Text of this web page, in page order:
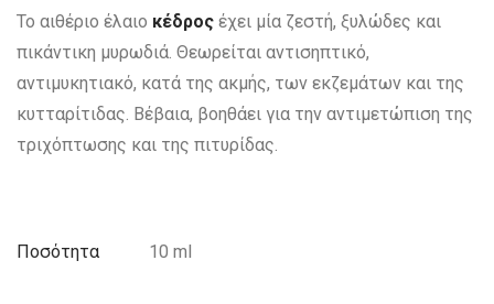
Το αιθέριο έλαιο κέδρος έχει μία ζεστή, ξυλώδες και
πικάντικη μυρωδιά. Θεωρείται αντισηπτικό,
αντιμυκητιακό, κατά της ακμής, των εκζεμάτων και της
κυτταρίτιδας. Βέβαια, βοηθάει για την αντιμετώπιση της
τριχόπτωσης και της πιτυρίδας.
Ποσότητα 10 ml